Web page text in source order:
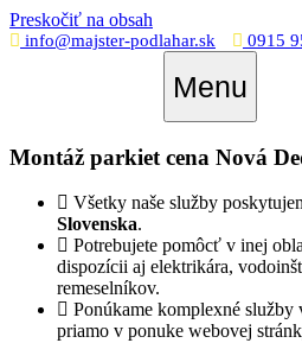
Preskočiť na obsah
info@majster-podlahar.sk 0915
Menu
Montáž parkiet cena Nová
Všetky naše služby
Slovenska.
Potrebujete pomôcť v inej
dispozícii aj elektrikára,
remeselníkov.
Ponúkame komplexné služby
priamo v ponuke webovej